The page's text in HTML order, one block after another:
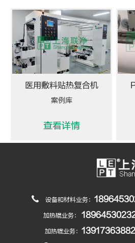
医用敷料贴热复合机
案例库
查看详情
设备和材料业务：
加热辊业务： 18964530232
加热辊业务： 13917363882